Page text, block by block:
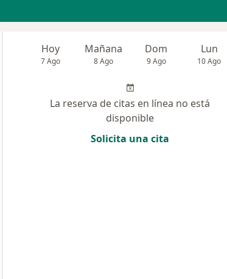
Hoy
7 Ago
Mañana
8 Ago
Dom
9 Ago
Lun
10 Ago
La reserva de citas en línea no está
disponible
Solicita una cita